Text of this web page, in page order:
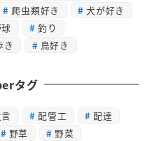
爬虫類好き
犬が好き
釣り
き 鳥好き
タグ
配管工
配達
野草
野菜